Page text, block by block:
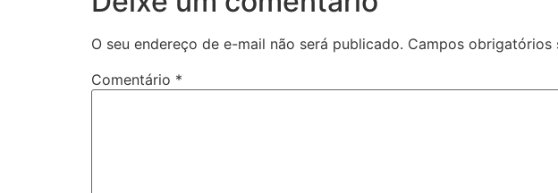
O seu endereço de e-mail não será publicado. Campos obrigatórios
Comentário *